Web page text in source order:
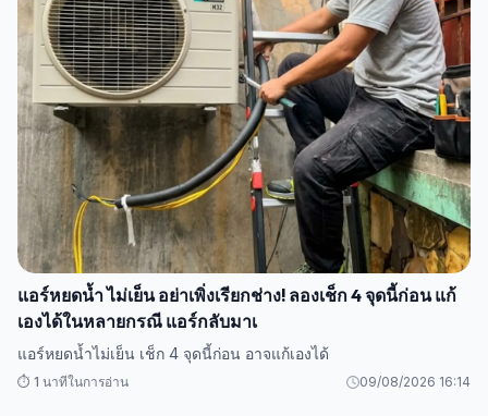
แอร์หยดน้ำ ไม่เย็น อย่าเพิ่งเรียกช่าง! ลองเช็ก 4 จุดนี้ก่อน แก้
เองได้ในหลายกรณี แอร์กลับมาเ
แอร์หยดน้ำไม่เย็น เช็ก 4 จุดนี้ก่อน อาจแก้เองได้
⏱️ 1 นาทีในการอ่าน 09/08/2026 16:14